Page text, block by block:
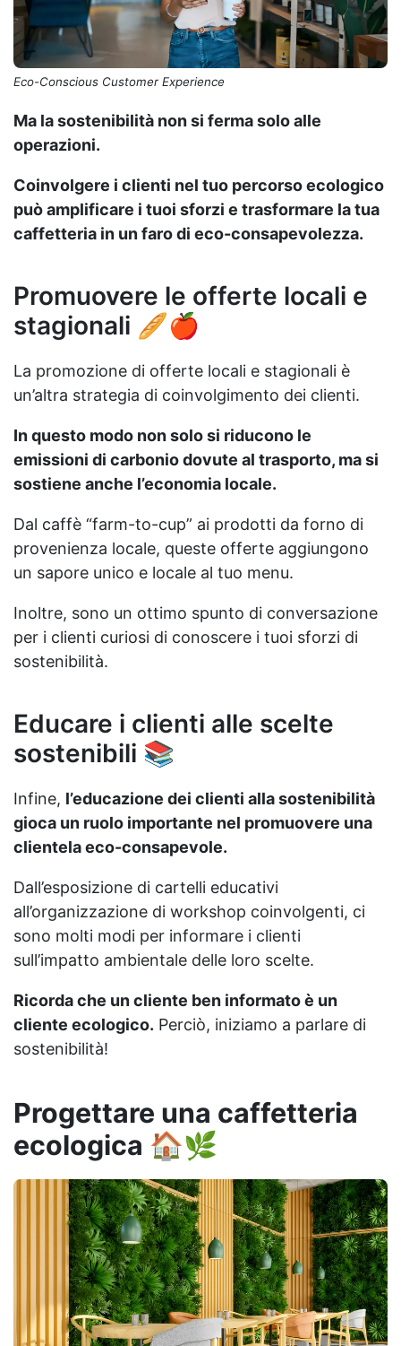
Eco-Conscious Customer Experience
Ma la sostenibilità non si ferma solo alle
operazioni.
Coinvolgere i clienti nel tuo percorso ecologico
può amplificare i tuoi sforzi e trasformare la tua
caffetteria in un faro di eco-consapevolezza.
Promuovere le offerte locali e
stagionali 🥖🍎
La promozione di offerte locali e stagionali è
un’altra strategia di coinvolgimento dei clienti.
In questo modo non solo si riducono le
emissioni di carbonio dovute al trasporto, ma si
sostiene anche l’economia locale.
Dal caffè “farm-to-cup” ai prodotti da forno di
provenienza locale, queste offerte aggiungono
un sapore unico e locale al tuo menu.
Inoltre, sono un ottimo spunto di conversazione
per i clienti curiosi di conoscere i tuoi sforzi di
sostenibilità.
Educare i clienti alle scelte
sostenibili 📚
Infine, l’educazione dei clienti alla sostenibilità
gioca un ruolo importante nel promuovere una
clientela eco-consapevole.
Dall’esposizione di cartelli educativi
all’organizzazione di workshop coinvolgenti, ci
sono molti modi per informare i clienti
sull’impatto ambientale delle loro scelte.
Ricorda che un cliente ben informato è un
cliente ecologico. Perciò, iniziamo a parlare di
sostenibilità!
Progettare una caffetteria
ecologica 🏠🌿